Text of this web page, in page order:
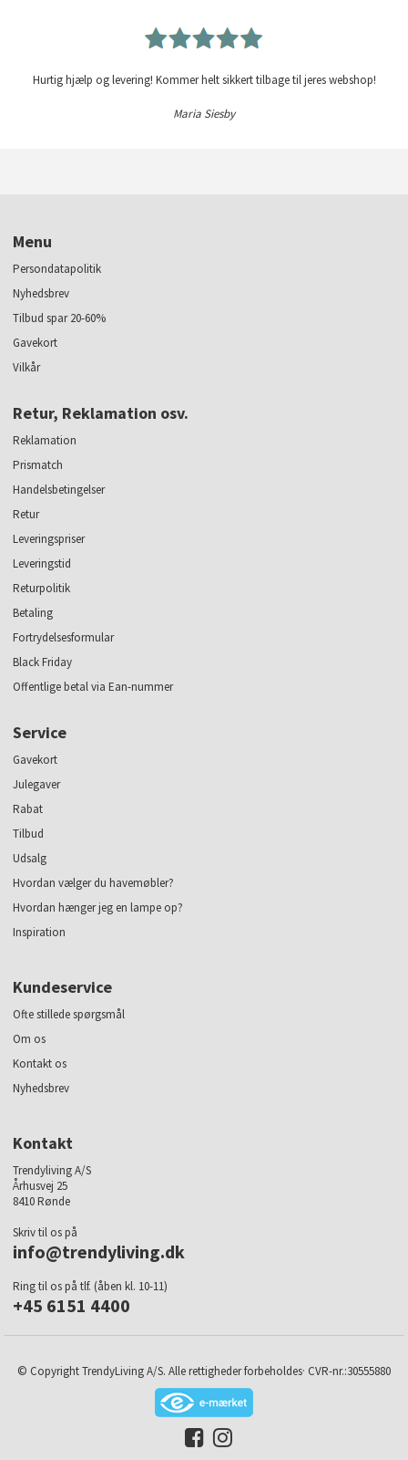
Hurtig hjælp og levering! Kommer helt sikkert tilbage til jeres webshop!
Maria Siesby
Menu
Persondatapolitik
Nyhedsbrev
Tilbud spar 20-60%
Gavekort
Vilkår
Retur, Reklamation osv.
Reklamation
Prismatch
Handelsbetingelser
Retur
Leveringspriser
Leveringstid
Returpolitik
Betaling
Fortrydelsesformular
Black Friday
Offentlige betal via Ean-nummer
Service
Gavekort
Julegaver
Rabat
Tilbud
Udsalg
Hvordan vælger du havemøbler?
Hvordan hænger jeg en lampe op?
Inspiration
Kundeservice
Ofte stillede spørgsmål
Om os
Kontakt os
Nyhedsbrev
Kontakt
Trendyliving A/S
Århusvej 25
8410 Rønde
Skriv til os på
info@trendyliving.dk
Ring til os på tlf. (åben kl. 10-11)
+45 6151 4400
© Copyright TrendyLiving A/S. Alle rettigheder forbeholdes· CVR-nr.:30555880